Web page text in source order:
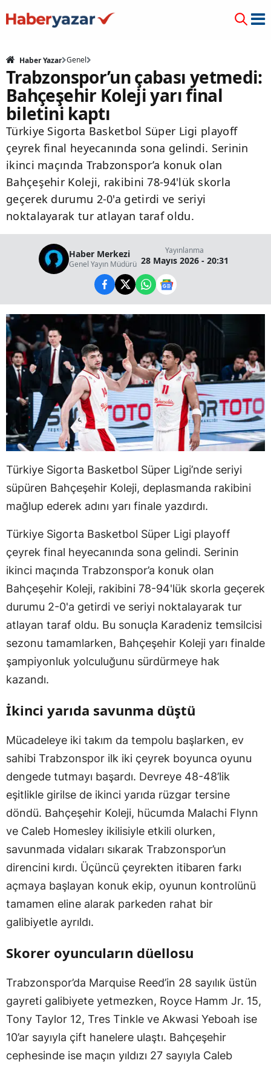
Haber Yazar Genel
Trabzonspor’un çabası yetmedi:
Bahçeşehir Koleji yarı final
biletini kaptı
Türkiye Sigorta Basketbol Süper Ligi playoff
çeyrek final heyecanında sona gelindi. Serinin
ikinci maçında Trabzonspor’a konuk olan
Bahçeşehir Koleji, rakibini 78-94'lük skorla
geçerek durumu 2-0'a getirdi ve seriyi
noktalayarak tur atlayan taraf oldu.
Haber Merkezi
Genel Yayın Müdürü
Yayınlanma
28 Mayıs 2026 - 20:31
Türkiye Sigorta Basketbol Süper Ligi’nde seriyi
süpüren Bahçeşehir Koleji, deplasmanda rakibini
mağlup ederek adını yarı finale yazdırdı.
Türkiye Sigorta Basketbol Süper Ligi playoff
çeyrek final heyecanında sona gelindi. Serinin
ikinci maçında Trabzonspor’a konuk olan
Bahçeşehir Koleji, rakibini 78-94'lük skorla geçerek
durumu 2-0'a getirdi ve seriyi noktalayarak tur
atlayan taraf oldu. Bu sonuçla Karadeniz temsilcisi
sezonu tamamlarken, Bahçeşehir Koleji yarı finalde
şampiyonluk yolculuğunu sürdürmeye hak
kazandı.
İkinci yarıda savunma düştü
Mücadeleye iki takım da tempolu başlarken, ev
sahibi Trabzonspor ilk iki çeyrek boyunca oyunu
dengede tutmayı başardı. Devreye 48-48’lik
eşitlikle girilse de ikinci yarıda rüzgar tersine
döndü. Bahçeşehir Koleji, hücumda Malachi Flynn
ve Caleb Homesley ikilisiyle etkili olurken,
savunmada vidaları sıkarak Trabzonspor’un
direncini kırdı. Üçüncü çeyrekten itibaren farkı
açmaya başlayan konuk ekip, oyunun kontrolünü
tamamen eline alarak parkeden rahat bir
galibiyetle ayrıldı.
Skorer oyuncuların düellosu
Trabzonspor’da Marquise Reed’in 28 sayılık üstün
gayreti galibiyete yetmezken, Royce Hamm Jr. 15,
Tony Taylor 12, Tres Tinkle ve Akwasi Yeboah ise
10’ar sayıyla çift hanelere ulaştı. Bahçeşehir
cephesinde ise maçın yıldızı 27 sayıyla Caleb